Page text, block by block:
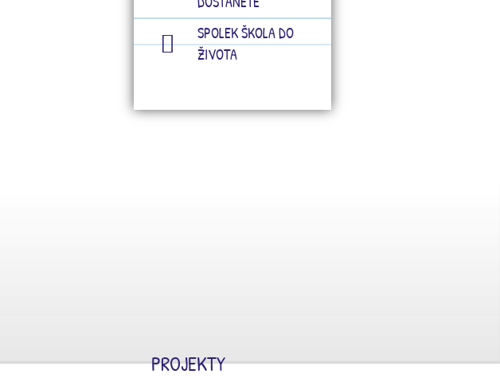
SPOLEK ŠKOLA DO
ŽIVOTA
PROJEKTY